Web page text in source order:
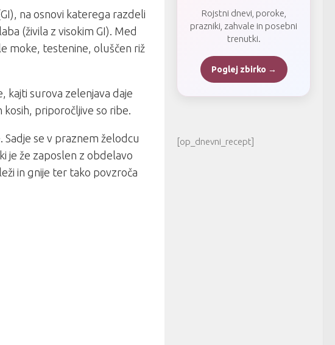
na osnovi katerega razdeli
(živila z visokim GI). Med
moke, testenine, oluščen riž
kajti surova zelenjava daje
priporočljive so ribe.
Sadje se v praznem želodcu
je že zaposlen z obdelavo
in gnije ter tako povzroča
Rojstni dnevi, poroke,
prazniki, zahvale in posebni
trenutki.
Poglej zbirko →
[op_dnevni_recept]